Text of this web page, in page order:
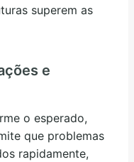
superem as
e
o esperado,
que problemas
rapidamente,